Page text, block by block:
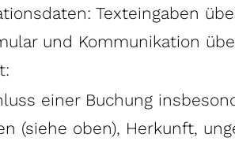
Texteingaben
und Kommunikation
einer Buchung
(siehe oben), Herkunft,